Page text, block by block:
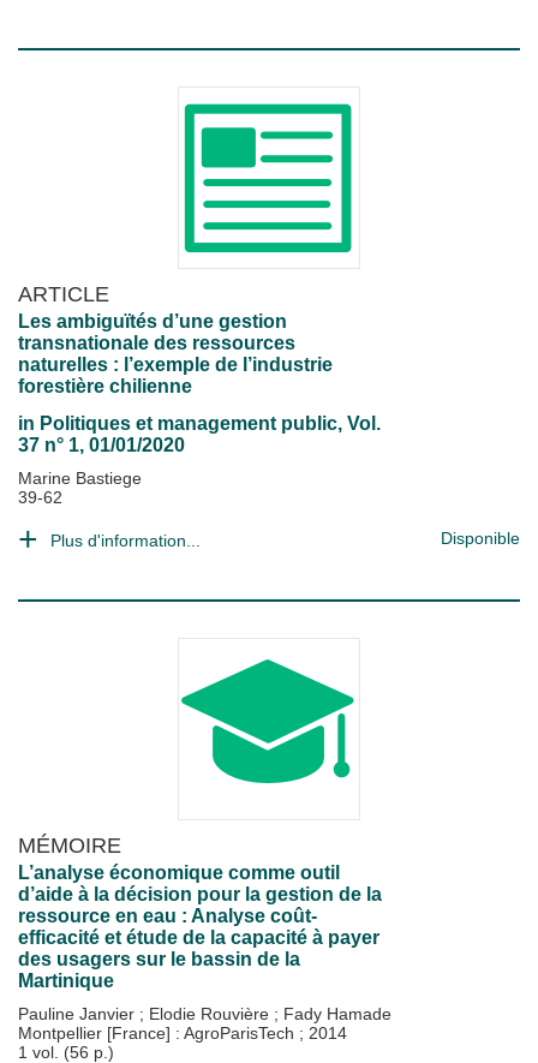
ARTICLE
Les ambiguïtés d’une gestion
transnationale des ressources
naturelles : l’exemple de l’industrie
forestière chilienne
in Politiques et management public, Vol.
37 n° 1, 01/01/2020
Marine Bastiege
39-62
Plus d'information... Disponible
MÉMOIRE
L’analyse économique comme outil
d’aide à la décision pour la gestion de la
ressource en eau : Analyse coût-
efficacité et étude de la capacité à payer
des usagers sur le bassin de la
Martinique
Pauline Janvier ; Elodie Rouvière ; Fady Hamade
Montpellier [France] : AgroParisTech ; 2014
1 vol. (56 p.)